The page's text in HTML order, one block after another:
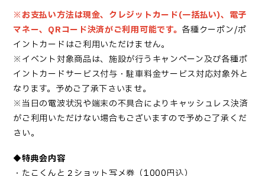
※お支払い方法は現金、クレジットカード(一括払い)、電子
マネー、QRコード決済がご利用可能です。 各種クーポン/ポ
イントカードはご利用いただけません。
※イベント対象商品は、施設が行うキャンペーン及び各種ポ
イントカードサービス付与・駐車料金サービス対応対象外と
なります。予めご了承下さいませ。
※当日の電波状況や端末の不具合によりキャッシュレス決済
がご利用いただけない場合もございますので予めご了承くだ
さい。
◆特典会内容
・たこくんと２ショット写メ券（1000円込）